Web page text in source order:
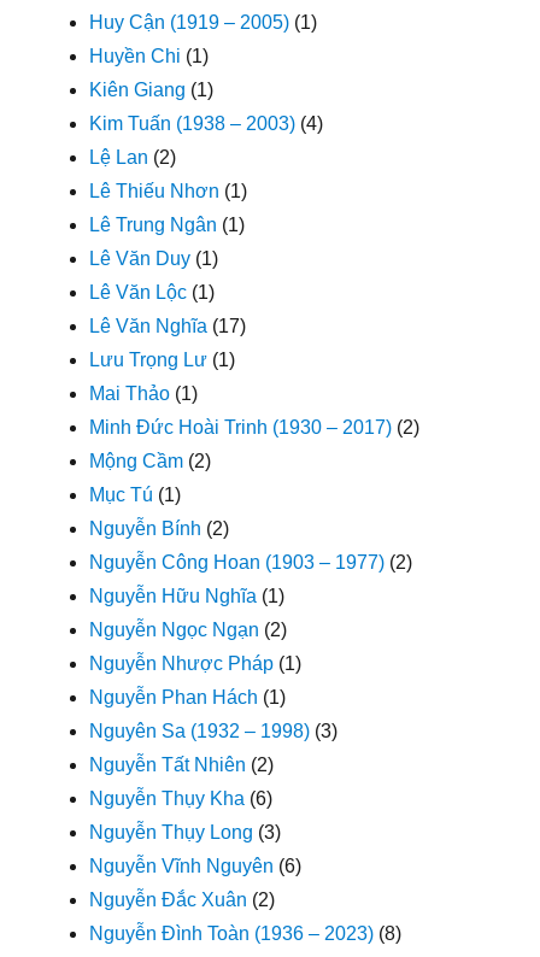
Huy Cận (1919 – 2005) (1)
Huyền Chi (1)
Kiên Giang (1)
Kim Tuấn (1938 – 2003) (4)
Lệ Lan (2)
Lê Thiếu Nhơn (1)
Lê Trung Ngân (1)
Lê Văn Duy (1)
Lê Văn Lộc (1)
Lê Văn Nghĩa (17)
Lưu Trọng Lư (1)
Mai Thảo (1)
Minh Đức Hoài Trinh (1930 – 2017) (2)
Mộng Cầm (2)
Mục Tú (1)
Nguyễn Bính (2)
Nguyễn Công Hoan (1903 – 1977) (2)
Nguyễn Hữu Nghĩa (1)
Nguyễn Ngọc Ngạn (2)
Nguyễn Nhược Pháp (1)
Nguyễn Phan Hách (1)
Nguyên Sa (1932 – 1998) (3)
Nguyễn Tất Nhiên (2)
Nguyễn Thụy Kha (6)
Nguyễn Thụy Long (3)
Nguyễn Vĩnh Nguyên (6)
Nguyễn Đắc Xuân (2)
Nguyễn Đình Toàn (1936 – 2023) (8)